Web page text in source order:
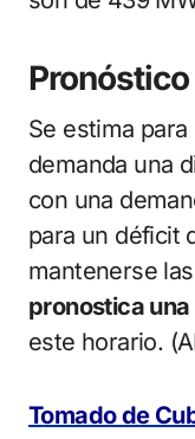
Se estima
demanda una
con una
para un déficit
mantenerse
pronostica
este horario.
Tomado de